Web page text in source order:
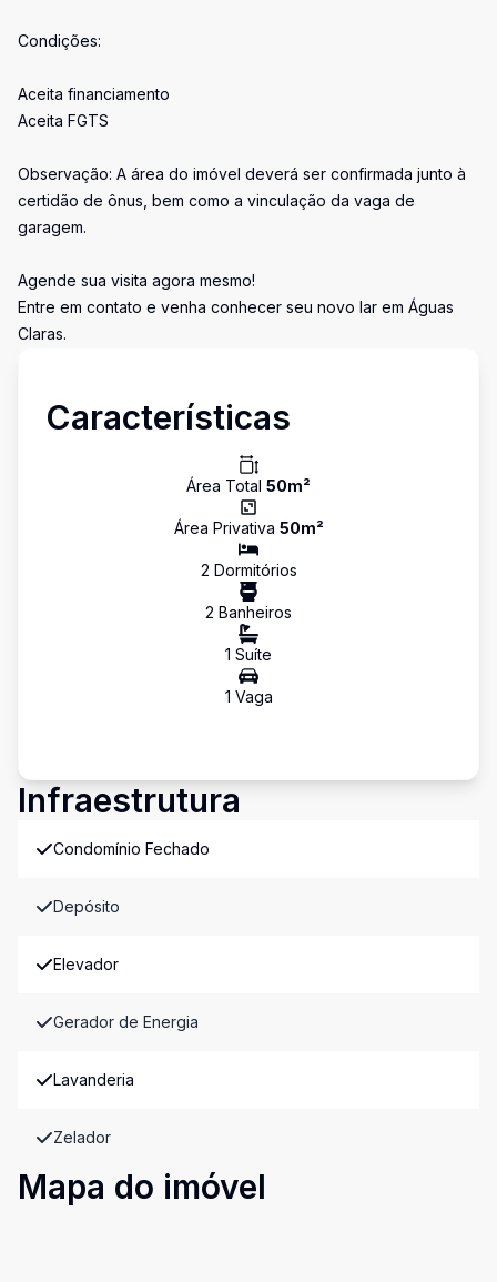
Condições:
Aceita financiamento
Aceita FGTS
Observação: A área do imóvel deverá ser confirmada junto à
certidão de ônus, bem como a vinculação da vaga de
garagem.
Agende sua visita agora mesmo!
Entre em contato e venha conhecer seu novo lar em Águas
Claras.
Características
Área Total 50m²
Área Privativa 50m²
2 Dormitórios
2 Banheiros
1 Suíte
1 Vaga
Infraestrutura
Condomínio Fechado
Depósito
Elevador
Gerador de Energia
Lavanderia
Zelador
Mapa do imóvel